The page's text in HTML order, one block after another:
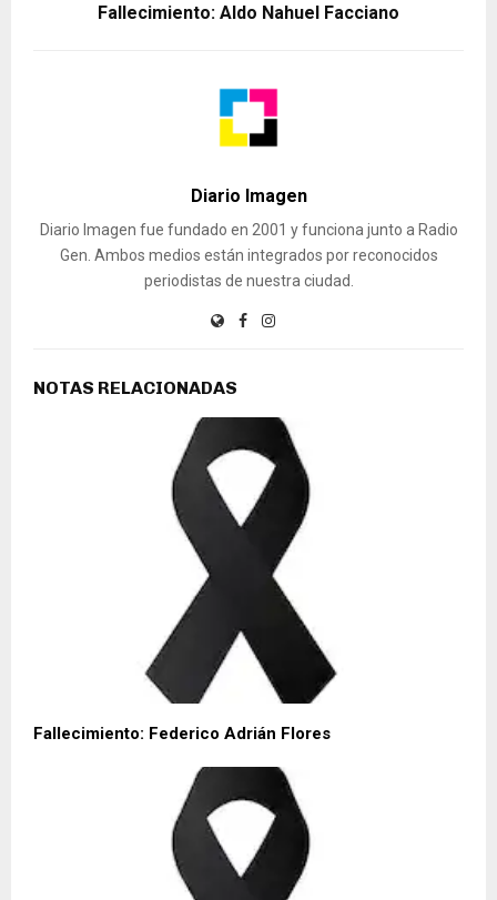
Fallecimiento: Aldo Nahuel Facciano
Diario Imagen
Diario Imagen fue fundado en 2001 y funciona junto a Radio
Gen. Ambos medios están integrados por reconocidos
periodistas de nuestra ciudad.
NOTAS RELACIONADAS
Fallecimiento: Federico Adrián Flores